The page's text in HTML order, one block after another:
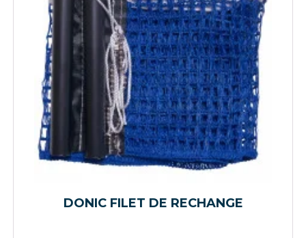
DONIC FILET DE RECHANGE